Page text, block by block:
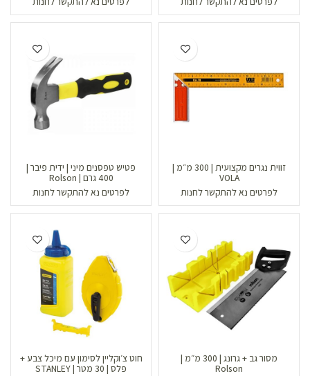
זווית נגרים מקצועית | 300 מ״מ |
VOLA
לפרטים נא להתקשר לחנות
פטיש טפסנים מיני | ידית פיבר |
400 גרם | Rolson
לפרטים נא להתקשר לחנות
מסור גב + גרונג | 300 מ״מ |
Rolson
חוט צ׳וקליין לסימון עם מיכל צבע +
פלס | 30 מטר | STANLEY